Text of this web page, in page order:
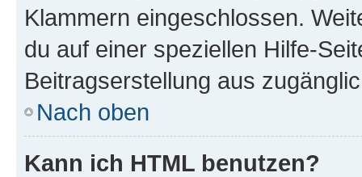
Klammern eingeschlossen.
du auf einer speziellen Hilfe-
Beitragserstellung aus
Nach oben
Kann ich HTML benutzen?